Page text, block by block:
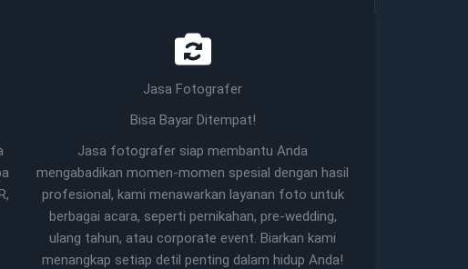
Jasa Fotografer
Bisa Bayar Ditempat!
Jasa fotografer siap membantu Anda
mengabadikan momen-momen spesial dengan hasil
profesional, kami menawarkan layanan foto untuk
berbagai acara, seperti pernikahan, pre-wedding,
ulang tahun, atau corporate event. Biarkan kami
menangkap setiap detil penting dalam hidup Anda!